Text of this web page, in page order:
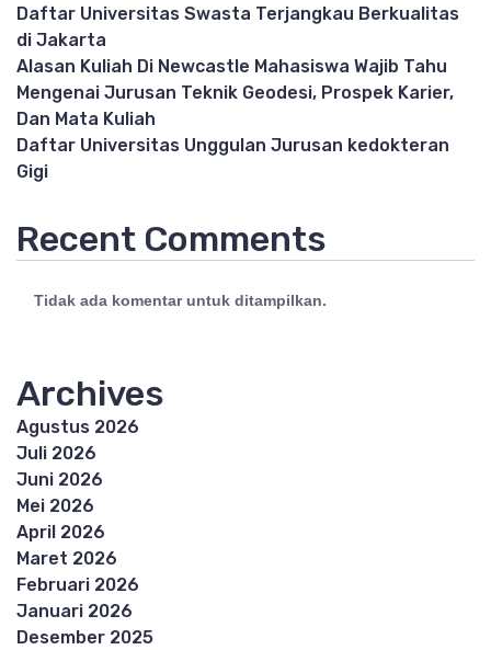
Daftar Universitas Swasta Terjangkau Berkualitas
di Jakarta
Alasan Kuliah Di Newcastle Mahasiswa Wajib Tahu
Mengenai Jurusan Teknik Geodesi, Prospek Karier,
Dan Mata Kuliah
Daftar Universitas Unggulan Jurusan kedokteran
Gigi
Recent Comments
Tidak ada komentar untuk ditampilkan.
Archives
Agustus 2026
Juli 2026
Juni 2026
Mei 2026
April 2026
Maret 2026
Februari 2026
Januari 2026
Desember 2025